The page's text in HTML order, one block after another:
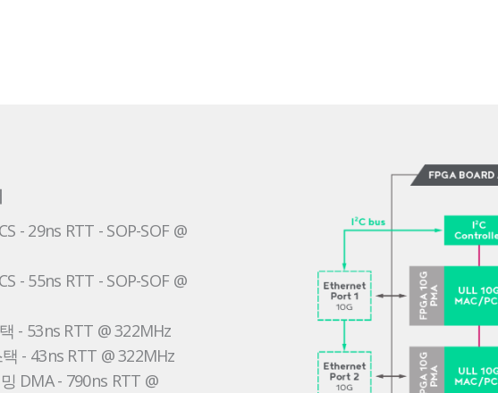
- 29ns RTT - SOP-SOF @
- 55ns RTT - SOP-SOF @
- 53ns RTT @ 322MHz
- 43ns RTT @ 322MHz
DMA - 790ns RTT @